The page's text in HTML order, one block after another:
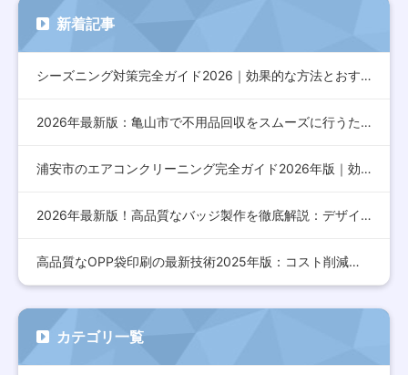
新着記事
シーズニング対策完全ガイド2026｜効果的な方法とおすすめア…
2026年最新版：亀山市で不用品回収をスムーズに行うための完…
浦安市のエアコンクリーニング完全ガイド2026年版｜効果的な…
2026年最新版！高品質なバッジ製作を徹底解説：デザインから…
高品質なOPP袋印刷の最新技術2025年版：コスト削減とデザ…
カテゴリ一覧